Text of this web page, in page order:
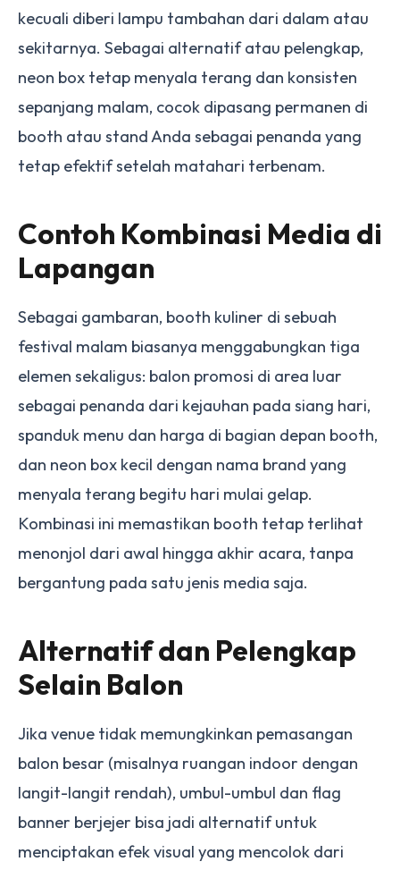
kecuali diberi lampu tambahan dari dalam atau
sekitarnya. Sebagai alternatif atau pelengkap,
neon box tetap menyala terang dan konsisten
sepanjang malam, cocok dipasang permanen di
booth atau stand Anda sebagai penanda yang
tetap efektif setelah matahari terbenam.
Contoh Kombinasi Media di
Lapangan
Sebagai gambaran, booth kuliner di sebuah
festival malam biasanya menggabungkan tiga
elemen sekaligus: balon promosi di area luar
sebagai penanda dari kejauhan pada siang hari,
spanduk menu dan harga di bagian depan booth,
dan neon box kecil dengan nama brand yang
menyala terang begitu hari mulai gelap.
Kombinasi ini memastikan booth tetap terlihat
menonjol dari awal hingga akhir acara, tanpa
bergantung pada satu jenis media saja.
Alternatif dan Pelengkap
Selain Balon
Jika venue tidak memungkinkan pemasangan
balon besar (misalnya ruangan indoor dengan
langit-langit rendah), umbul-umbul dan flag
banner berjejer bisa jadi alternatif untuk
menciptakan efek visual yang mencolok dari